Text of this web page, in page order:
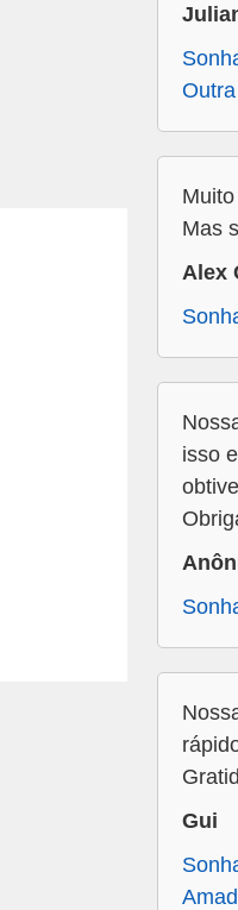
Mas
Alex
isso
Gui